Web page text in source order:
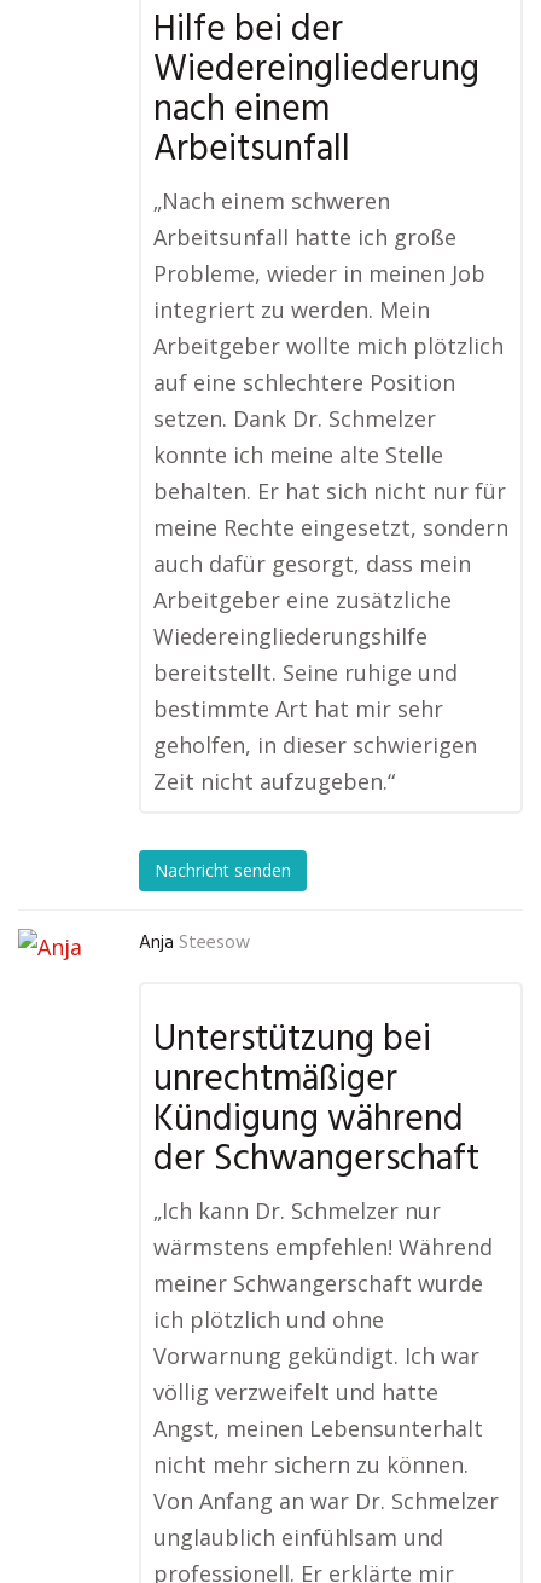
Hilfe bei der
Wiedereingliederung
nach einem
Arbeitsunfall
„Nach einem schweren
Arbeitsunfall hatte ich große
Probleme, wieder in meinen Job
integriert zu werden. Mein
Arbeitgeber wollte mich plötzlich
auf eine schlechtere Position
setzen. Dank Dr. Schmelzer
konnte ich meine alte Stelle
behalten. Er hat sich nicht nur für
meine Rechte eingesetzt, sondern
auch dafür gesorgt, dass mein
Arbeitgeber eine zusätzliche
Wiedereingliederungshilfe
bereitstellt. Seine ruhige und
bestimmte Art hat mir sehr
geholfen, in dieser schwierigen
Zeit nicht aufzugeben.“
Nachricht senden
Anja Steesow
Unterstützung bei
unrechtmäßiger
Kündigung während
der Schwangerschaft
„Ich kann Dr. Schmelzer nur
wärmstens empfehlen! Während
meiner Schwangerschaft wurde
ich plötzlich und ohne
Vorwarnung gekündigt. Ich war
völlig verzweifelt und hatte
Angst, meinen Lebensunterhalt
nicht mehr sichern zu können.
Von Anfang an war Dr. Schmelzer
unglaublich einfühlsam und
professionell. Er erklärte mir